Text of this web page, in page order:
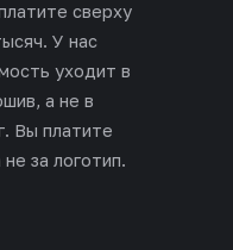
сверху
У нас
уходит в
а не в
Вы платите
за логотип.